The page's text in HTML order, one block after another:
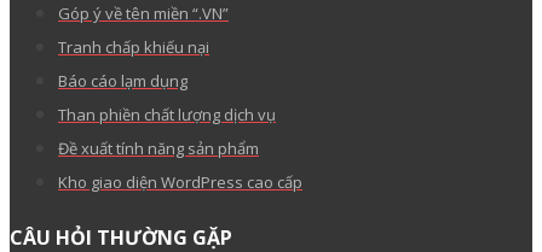
Góp ý về tên miền “.VN”
Tranh chấp khiếu nại
Báo cáo lạm dụng
Than phiền chất lượng dịch vụ
Đề xuất tính năng sản phẩm
Kho giao diện WordPress cao cấp
CÂU HỎI THƯỜNG GẶP